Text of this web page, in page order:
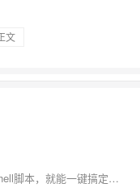
文
别再一遍遍地敲重复的命令了，把它们写进Shell脚本，就能一键搞定。脚本本质上就是个存着一堆命令的文本文件，但要让它“活”起来，有几个关键点：文件开头最好用#!/usr/bin/env bash来指定解释器，并用chmod +x给它执行权限。执行时也有讲究：./script.sh是在一个新“房间”（子Shell）里跑，不影响你；而source script.sh是在当前“房间”里跑，适合用来加载环境变量和配置文件。